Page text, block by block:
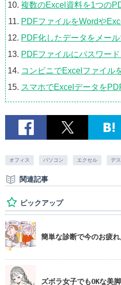
複数のExcel資料を1つの
PDFファイルをWordや
PDF化したデータをメー
PDFファイルにパスワー
コンビニでExcelファイル
スマホでExcelデータを
オフィス パソコン エクセル デ
関連記事
ピックアップ
簡単な診断で今のお疲れ
ズボラ女子でもOKな美